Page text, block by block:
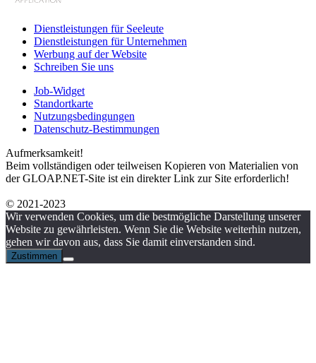
Dienstleistungen für Seeleute
Dienstleistungen für Unternehmen
Werbung auf der Website
Schreiben Sie uns
Job-Widget
Standortkarte
Nutzungsbedingungen
Datenschutz-Bestimmungen
Aufmerksamkeit!
Beim vollständigen oder teilweisen Kopieren von Materialien von
der GLOAP.NET-Site ist ein direkter Link zur Site erforderlich!
© 2021-2023
Wir verwenden Cookies, um die bestmögliche Darstellung unserer
Website zu gewährleisten. Wenn Sie die Website weiterhin nutzen,
gehen wir davon aus, dass Sie damit einverstanden sind.
Zustimmen